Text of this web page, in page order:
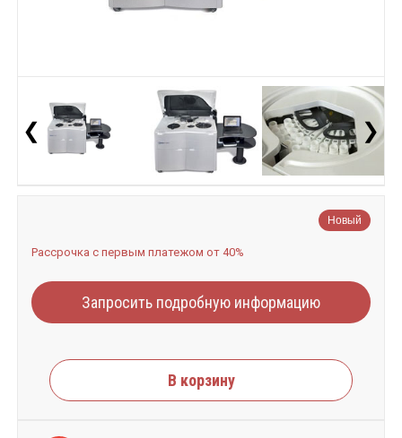
❮ ❯
Новый
Рассрочка с первым платежом от 40%
Запросить подробную информацию
В корзину